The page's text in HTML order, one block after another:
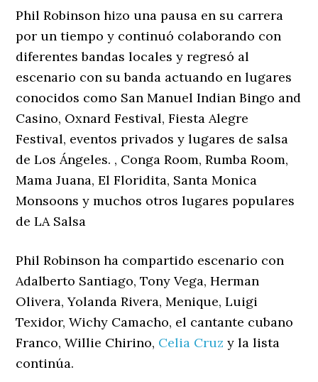
Phil Robinson hizo una pausa en su carrera
por un tiempo y continuó colaborando con
diferentes bandas locales y regresó al
escenario con su banda actuando en lugares
conocidos como San Manuel Indian Bingo and
Casino, Oxnard Festival, Fiesta Alegre
Festival, eventos privados y lugares de salsa
de Los Ángeles. , Conga Room, Rumba Room,
Mama Juana, El Floridita, Santa Monica
Monsoons y muchos otros lugares populares
de LA Salsa
Phil Robinson ha compartido escenario con
Adalberto Santiago, Tony Vega, Herman
Olivera, Yolanda Rivera, Menique, Luigi
Texidor, Wichy Camacho, el cantante cubano
Franco, Willie Chirino, Celia Cruz y la lista
continúa.